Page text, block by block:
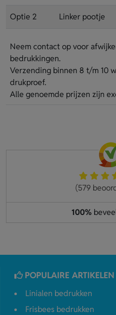
Optie 2 Linker pootje
Neem contact op voor
bedrukkingen.
Verzending binnen 8 t/m 10
drukproef.
Alle genoemde prijzen zijn
(579
100%
POPULAIRE ARTIKELEN
Linialen bedrukken
Frisbees bedrukken